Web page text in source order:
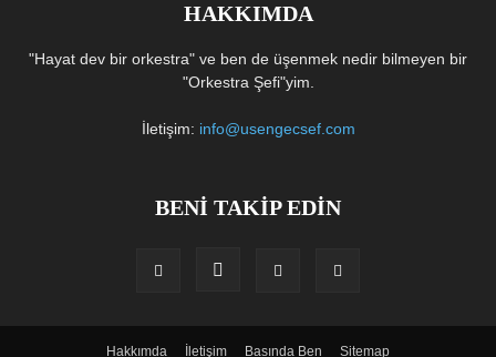
HAKKIMDA
"Hayat dev bir orkestra" ve ben de üşenmek nedir bilmeyen bir
"Orkestra Şefi"yim.
İletişim: info@usengecsef.com
BENİ TAKİP EDİN
Hakkımda İletişim Basında Ben Sitemap